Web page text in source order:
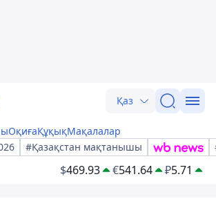
Қаз
ОқиғаҚұқықМақалалар
#Қазақстан мақтанышы
$469.93 €541.64 ₽5.71